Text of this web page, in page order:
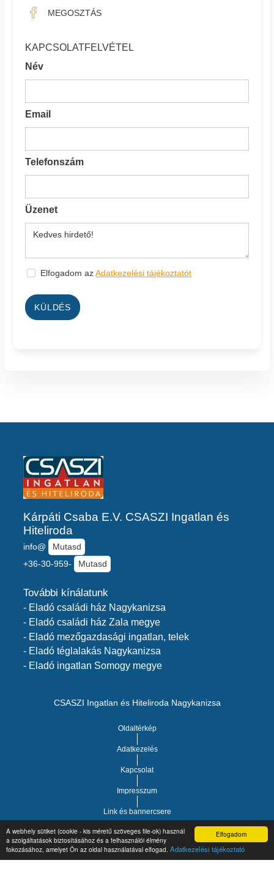
Elfogadom
A webhely sütiket (cookie - kis méretű szöveges file-ok) használ
a szolgáltatások biztosításához és a felhasználói élmény
fokozásához, amelyet Ön az oldal használatával elfogad. Adatkezelési tájékoztató
MEGOSZTÁS
KAPCSOLATFELVÉTEL
Név
Email
Telefonszám
Üzenet
Elfogadom azAdatkezelési tájékoztatót
KÜLDÉS
Kárpáti Csaba E.V. CSASZI Ingatlan és
Hiteliroda
info@
Mutasd
+36-30-959-
Mutasd
További kínálatunk
- Eladó családi ház Nagykanizsa
- Eladó családi ház Zala megye
- Eladó mezőgazdasági ingatlan, telek
- Eladó téglalakás Nagykanizsa
- Eladó ingatlan Somogy megye
CSASZI Ingatlan és Hiteliroda Nagykanizsa
Oldaltérkép
Adatkezelés
Kapcsolat
Impresszum
Link és bannercsere
Copyright © 2021.Vár-Köz Kft. - Ingatlan nyilvántartó, ügyviteli és
adminisztrációs szoftver